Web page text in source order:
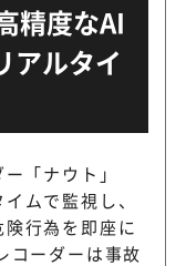
精度なAI
アルタイ
「ナウト」
ムで監視し、
行為を即座に
コーダーは事故